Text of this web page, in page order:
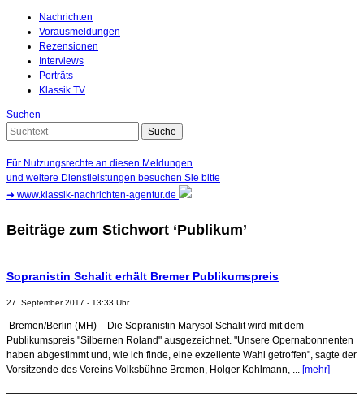
Nachrichten
Vorausmeldungen
Rezensionen
Interviews
Porträts
Klassik.TV
Suchen
Für Nutzungsrechte an diesen Meldungen
und weitere Dienstleistungen besuchen Sie bitte
➜ www.klassik-nachrichten-agentur.de
Beiträge zum Stichwort ‘Publikum’
Sopranistin Schalit erhält Bremer Publikumspreis
27. September 2017 - 13:33 Uhr
Bremen/Berlin (MH) – Die Sopranistin Marysol Schalit wird mit dem
Publikumspreis "Silbernen Roland" ausgezeichnet. "Unsere Opernabonnenten
haben abgestimmt und, wie ich finde, eine exzellente Wahl getroffen", sagte der
Vorsitzende des Vereins Volksbühne Bremen, Holger Kohlmann, ... [mehr]